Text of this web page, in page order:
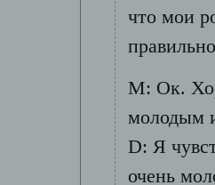
что мои
М: Ок.
молодым
D: Я
очень